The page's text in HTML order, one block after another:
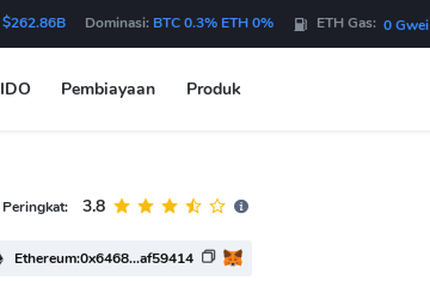
$262.86B Dominasi: BTC 0.3% ETH 0% ETH Gas: 0 Gwei
IDO Pembiayaan Produk
Peringkat: 3.8
Ethereum:0x6468...af59414